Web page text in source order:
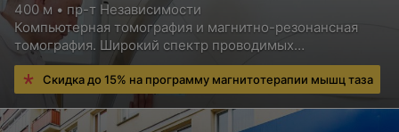
400 м • пр-т Независимости
Компьютерная томография и магнитно-резонансная
томография. Широкий спектр проводимых
исследований. Аппараты нового поколения
Скидка до 15% на программу магнитотерапии мышц таза